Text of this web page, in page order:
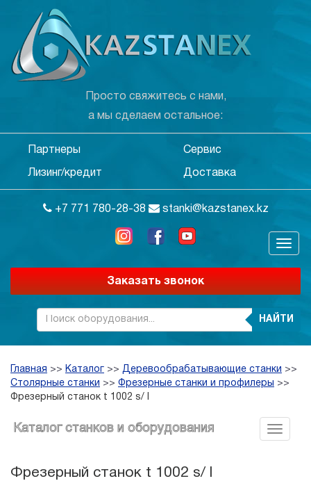
Просто свяжитесь с нами,
а мы сделаем остальное:
Партнеры Сервис
Лизинг/кредит Доставка
+7 771 780-28-38 stanki@kazstanex.kz
Заказать звонок
НАЙТИ
Главная >> Каталог >> Деревообрабатывающие станки >>
Столярные станки >> Фрезерные станки и профилеры
>>
Фрезерный станок t 1002 s/ l
Каталог станков и оборудования
Фрезерный станок t 1002 s/ l